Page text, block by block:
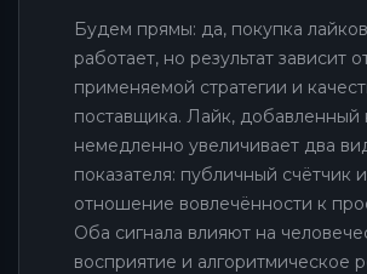
Будем прямы: да, покупка
работает, но результат зависит
применяемой стратегии и
поставщика. Лайк, добавленный
немедленно увеличивает два
показателя: публичный счётчик и
отношение вовлечённости к
Оба сигнала влияют на
восприятие и алгоритмическое